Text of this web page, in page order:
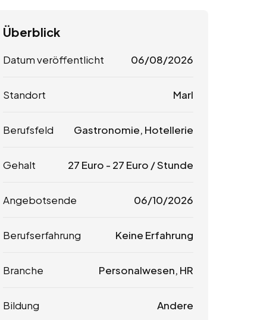
Überblick
Datum veröffentlicht 06/08/2026
Standort Marl
Berufsfeld Gastronomie, Hotellerie
Gehalt 27 Euro - 27 Euro / Stunde
Angebotsende 06/10/2026
Berufserfahrung Keine Erfahrung
Branche Personalwesen, HR
Bildung Andere